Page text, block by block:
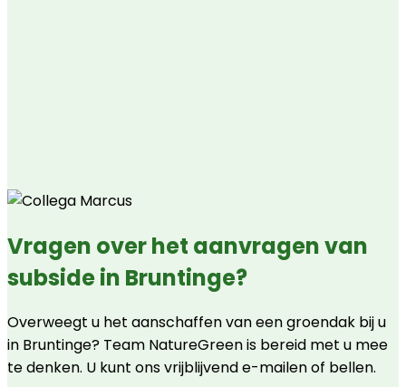
Vragen over het aanvragen van
subside in Bruntinge?
Overweegt u het aanschaffen van een groendak bij u
in Bruntinge? Team NatureGreen is bereid met u mee
te denken. U kunt ons vrijblijvend e-mailen of bellen.